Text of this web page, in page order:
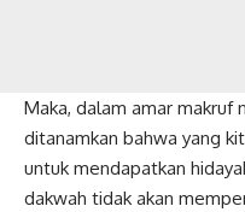
Maka, dalam amar makruf
ditanamkan bahwa yang
untuk mendapatkan
dakwah tidak akan